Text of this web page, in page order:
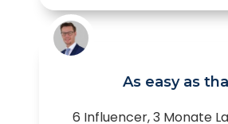
As easy as
6 Influencer, 3 Monate